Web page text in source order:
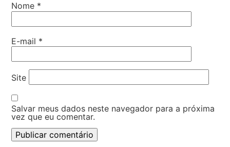
Nome *
E-mail *
Site
Salvar meus dados neste navegador para a próxima
vez que eu comentar.